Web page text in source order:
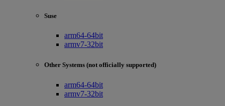
Suse
arm64-64bit
armv7-32bit
Other Systems (not officially supported)
arm64-64bit
armv7-32bit